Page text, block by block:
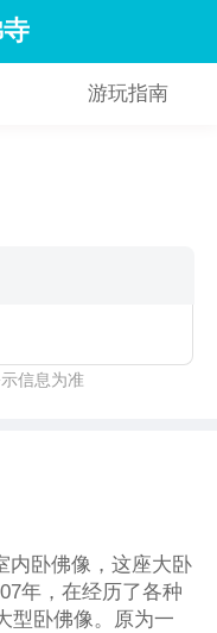
游玩指南
信息为准
内卧佛像，这座大卧
年，在经历了各种
型卧佛像。原为一